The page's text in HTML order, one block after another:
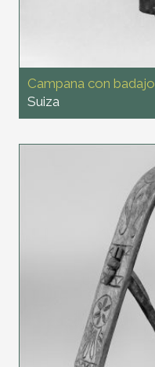
Campana con badajo
Suiza